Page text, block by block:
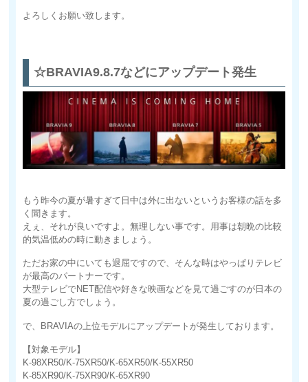
よろしくお願い致します。
☆BRAVIA9.8.7などにアップデート発生
もう昨今の夏が暑すぎて日中は外に出ないというお客様の話を多
く聞きます。
えぇ、それが良いですよ。無理しない事です。用事は朝晩の比較
的気温低めの時に動きましょう。
ただお家の中にいても退屈ですので、そんな時はやっぱりテレビ
が最高のパートナーです。
大型テレビでNET配信や好きな映画などを見て過ごすのが日本の
夏の過ごし方でしょう。
で、BRAVIAの上位モデルにアップデートが発生しております。
【対象モデル】
K-98XR50/K-75XR50/K-65XR50/K-55XR50
K-85XR90/K-75XR90/K-65XR90